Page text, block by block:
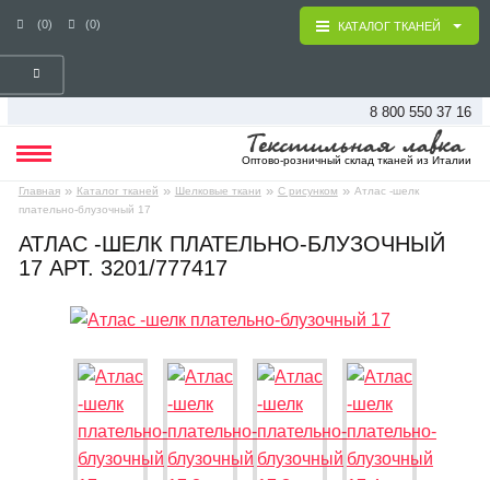
(0) (0)
8 800 550 37 16
Оптово-розничный склад тканей из Италии
Главная » Каталог тканей » Шелковые ткани » С рисунком » Атлас -шелк
плательно-блузочный 17
КАТАЛОГ ТКАНЕЙ
АТЛАС -ШЕЛК ПЛАТЕЛЬНО-БЛУЗОЧНЫЙ
17 АРТ. 3201/777417